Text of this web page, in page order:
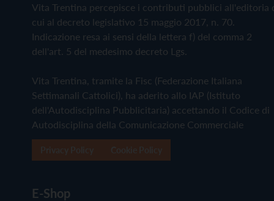
Vita Trentina percepisce i contributi pubblici all'editoria
cui al decreto legislativo 15 maggio 2017, n. 70.
Indicazione resa ai sensi della lettera f) del comma 2
dell'art. 5 del medesimo decreto Lgs.
Vita Trentina, tramite la Fisc (Federazione Italiana
Settimanali Cattolici), ha aderito allo IAP (Istituto
dell'Autodisciplina Pubblicitaria) accettando il Codice di
Autodisciplina della Comunicazione Commerciale
E-Shop